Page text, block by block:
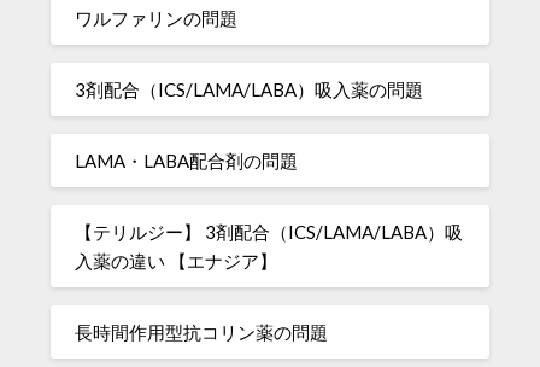
ワルファリンの問題
3剤配合（ICS/LAMA/LABA）吸入薬の問題
LAMA・LABA配合剤の問題
【テリルジー】 3剤配合（ICS/LAMA/LABA）吸
入薬の違い 【エナジア】
長時間作用型抗コリン薬の問題